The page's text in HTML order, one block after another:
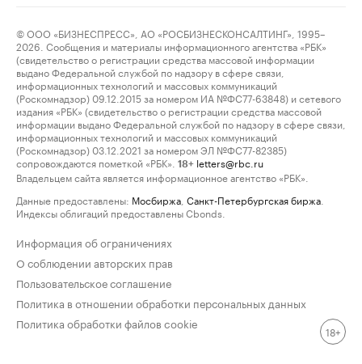
© ООО «БИЗНЕСПРЕСС», АО «РОСБИЗНЕСКОНСАЛТИНГ», 1995–
2026. Сообщения и материалы информационного агентства «РБК»
(свидетельство о регистрации средства массовой информации
выдано Федеральной службой по надзору в сфере связи,
информационных технологий и массовых коммуникаций
(Роскомнадзор) 09.12.2015 за номером ИА №ФС77-63848) и сетевого
издания «РБК» (свидетельство о регистрации средства массовой
информации выдано Федеральной службой по надзору в сфере связи,
информационных технологий и массовых коммуникаций
(Роскомнадзор) 03.12.2021 за номером ЭЛ №ФС77-82385)
сопровождаются пометкой «РБК».
18+ letters@rbc.ru
Владельцем сайта является информационное агентство «РБК».
Данные предоставлены: Мосбиржа Санкт-Петербургская биржа
Индексы облигаций предоставлены Cbonds.
Информация об ограничениях
О соблюдении авторских прав
Пользовательское соглашение
Политика в отношении обработки персональных данных
Политика обработки файлов cookie
18+